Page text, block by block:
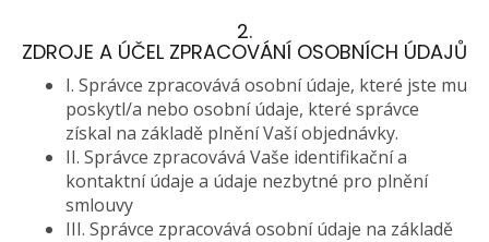
2.
ZDROJE A ÚČEL ZPRACOVÁNÍ OSOBNÍCH ÚDAJŮ
I. Správce zpracovává osobní údaje, které jste mu
poskytl/a nebo osobní údaje, které správce
získal na základě plnění Vaší objednávky.
II. Správce zpracovává Vaše identifikační a
kontaktní údaje a údaje nezbytné pro plnění
smlouvy
III. Správce zpracovává osobní údaje na základě